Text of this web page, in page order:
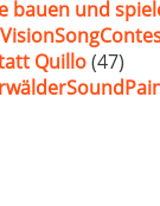
bauen und
Quillo(47)